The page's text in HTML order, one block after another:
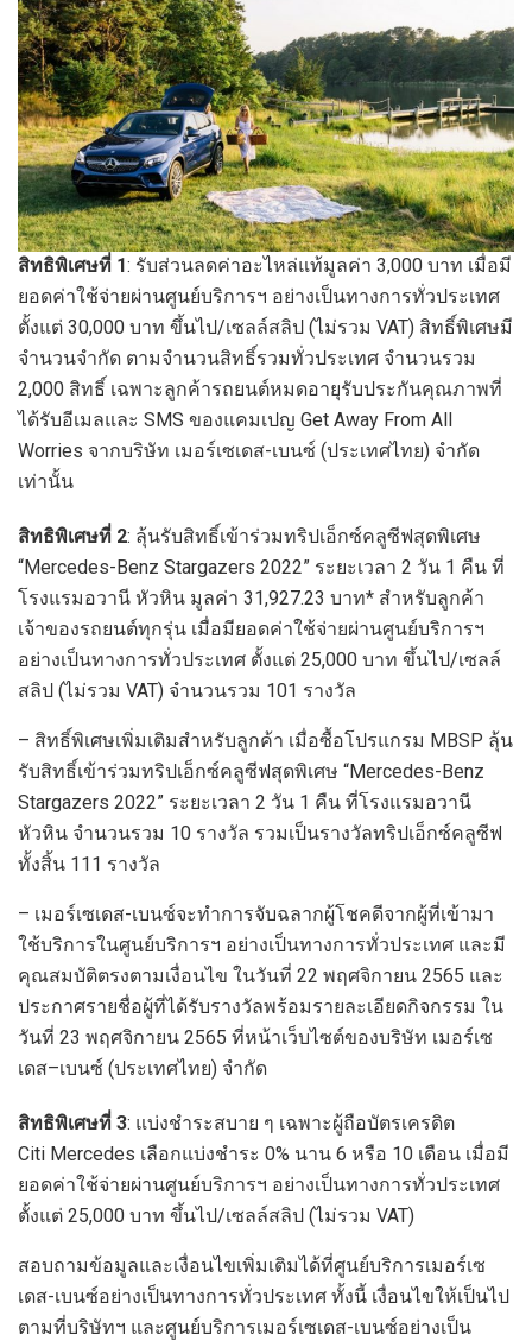
สิทธิพิเศษที่ 1: รับส่วนลดค่าอะไหล่แท้มูลค่า 3,000 บาท เมื่อมี
ยอดค่าใช้จ่ายผ่านศูนย์บริการฯ อย่างเป็นทางการทั่วประเทศ
ตั้งแต่ 30,000 บาท ขึ้นไป/เซลล์สลิป (ไม่รวม VAT) สิทธิ์พิเศษมี
จำนวนจำกัด ตามจำนวนสิทธิ์รวมทั่วประเทศ จำนวนรวม
2,000 สิทธิ์ เฉพาะลูกค้ารถยนต์หมดอายุรับประกันคุณภาพที่
ได้รับอีเมลและ SMS ของแคมเปญ Get Away From All
Worries จากบริษัท เมอร์เซเดส-เบนซ์ (ประเทศไทย) จำกัด
เท่านั้น
สิทธิพิเศษที่ 2: ลุ้นรับสิทธิ์เข้าร่วมทริปเอ็กซ์คลูซีฟสุดพิเศษ
“Mercedes-Benz Stargazers 2022” ระยะเวลา 2 วัน 1 คืน ที่
โรงแรมอวานี หัวหิน มูลค่า 31,927.23 บาท* สำหรับลูกค้า
เจ้าของรถยนต์ทุกรุ่น เมื่อมียอดค่าใช้จ่ายผ่านศูนย์บริการฯ
อย่างเป็นทางการทั่วประเทศ ตั้งแต่ 25,000 บาท ขึ้นไป/เซลล์
สลิป (ไม่รวม VAT) จำนวนรวม 101 รางวัล
– สิทธิ์พิเศษเพิ่มเติมสำหรับลูกค้า เมื่อซื้อโปรแกรม MBSP ลุ้น
รับสิทธิ์เข้าร่วมทริปเอ็กซ์คลูซีฟสุดพิเศษ “Mercedes-Benz
Stargazers 2022” ระยะเวลา 2 วัน 1 คืน ที่โรงแรมอวานี
หัวหิน จำนวนรวม 10 รางวัล รวมเป็นรางวัลทริปเอ็กซ์คลูซีฟ
ทั้งสิ้น 111 รางวัล
– เมอร์เซเดส-เบนซ์จะทำการจับฉลากผู้โชคดีจากผู้ที่เข้ามา
ใช้บริการในศูนย์บริการฯ อย่างเป็นทางการทั่วประเทศ และมี
คุณสมบัติตรงตามเงื่อนไข ในวันที่ 22 พฤศจิกายน 2565 และ
ประกาศรายชื่อผู้ที่ได้รับรางวัลพร้อมรายละเอียดกิจกรรม ใน
วันที่ 23 พฤศจิกายน 2565 ที่หน้าเว็บไซต์ของบริษัท เมอร์เซ
เดส–เบนซ์ (ประเทศไทย) จำกัด
สิทธิพิเศษที่ 3: แบ่งชำระสบาย ๆ เฉพาะผู้ถือบัตรเครดิต
Citi Mercedes เลือกแบ่งชำระ 0% นาน 6 หรือ 10 เดือน เมื่อมี
ยอดค่าใช้จ่ายผ่านศูนย์บริการฯ อย่างเป็นทางการทั่วประเทศ
ตั้งแต่ 25,000 บาท ขึ้นไป/เซลล์สลิป (ไม่รวม VAT)
สอบถามข้อมูลและเงื่อนไขเพิ่มเติมได้ที่ศูนย์บริการเมอร์เซ
เดส-เบนซ์อย่างเป็นทางการทั่วประเทศ ทั้งนี้ เงื่อนไขให้เป็นไป
ตามที่บริษัทฯ และศูนย์บริการเมอร์เซเดส-เบนซ์อย่างเป็น